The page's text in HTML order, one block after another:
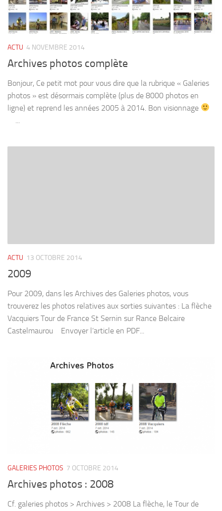
ACTU 4 NOVEMBRE 2014
Archives photos complète
Bonjour, Ce petit mot pour vous dire que la rubrique « Galeries
photos » est désormais complète (plus de 8000 photos en
ligne) et reprend les années 2005 à 2014. Bon visionnage
ACTU 13 OCTOBRE 2014
2009
Pour 2009, dans les Archives des Galeries photos, vous
trouverez les photos relatives aux sorties suivantes : La flèche
Vacquiers Tour de France St Sernin sur Rance Belcaire
Castelmaurou Envoyer l’article en PDF...
GALERIES PHOTOS 7 OCTOBRE 2014
Archives photos : 2008
Cf. galeries photos > Archives > 2008 La flèche, le Tour de